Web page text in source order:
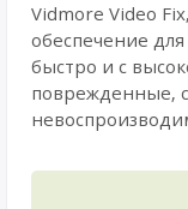
Vidmore Video
обеспечение
быстро и с
поврежденные,